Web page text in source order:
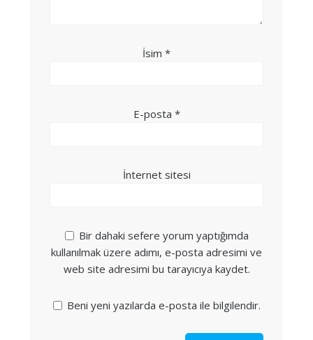
İsim *
E-posta *
İnternet sitesi
Bir dahaki sefere yorum yaptığımda
kullanılmak üzere adımı, e-posta adresimi ve
web site adresimi bu tarayıcıya kaydet.
Beni yeni yazılarda e-posta ile bilgilendir.